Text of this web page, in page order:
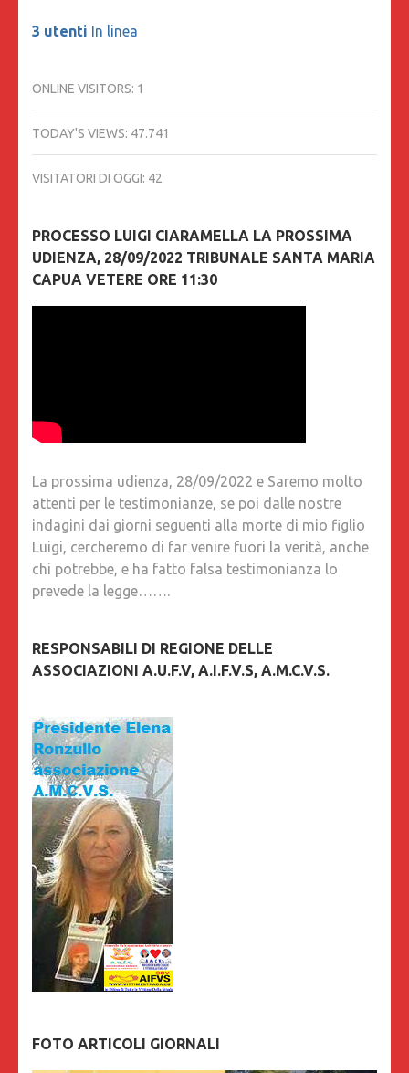
3 utenti In linea
ONLINE VISITORS: 1
TODAY'S VIEWS: 47.741
VISITATORI DI OGGI: 42
PROCESSO LUIGI CIARAMELLA LA PROSSIMA
UDIENZA, 28/09/2022 TRIBUNALE SANTA MARIA
CAPUA VETERE ORE 11:30
La prossima udienza, 28/09/2022 e Saremo molto
attenti per le testimonianze, se poi dalle nostre
indagini dai giorni seguenti alla morte di mio figlio
Luigi, cercheremo di far venire fuori la verità, anche
chi potrebbe, e ha fatto falsa testimonianza lo
prevede la legge…….
RESPONSABILI DI REGIONE DELLE
ASSOCIAZIONI A.U.F.V, A.I.F.V.S, A.M.C.V.S.
FOTO ARTICOLI GIORNALI